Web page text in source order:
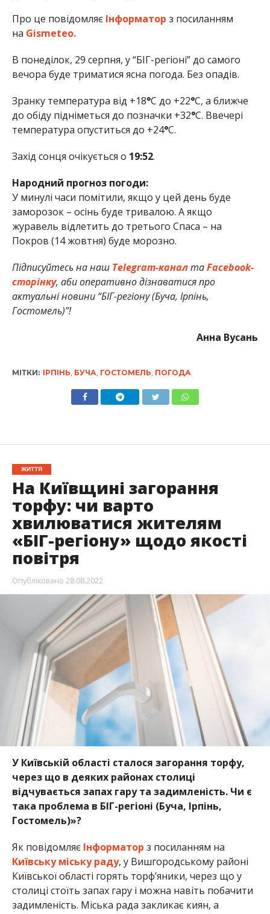
Про це повідомляє Інформатор з посиланням
на Gismeteo.
В понеділок, 29 серпня, у “БІГ-регіоні” до самого
вечора буде триматися ясна погода. Без опадів.
Зранку температура від +18°С до +22°С, а ближче
до обіду підніметься до позначки +32°С. Ввечері
температура опуститься до +24°С.
Захід сонця очікується о 19:52.
Народний прогноз погоди:
У минулі часи помітили, якщо у цей день буде
заморозок – осінь буде тривалою. А якщо
журавель відлетить до третього Спаса – на
Покров (14 жовтня) буде морозно.
Підписуйтесь на наш Telegram-канал таFacebook-
сторінку, аби оперативно дізнаватися про
актуальні новини “БІГ-регіону (Буча, Ірпінь,
Гостомель)”!
Анна Вусань
МІТКИ: ІРПІНЬ, БУЧА, ГОСТОМЕЛЬ, ПОГОДА
ЖИТТЯ
На Київщині загорання
торфу: чи варто
хвилюватися жителям
«БІГ-регіону» щодо якості
повітря
Опубліковано 28.08.2022
У Київській області сталося загорання торфу,
через що в деяких районах столиці
відчувається запах гару та задимленість. Чи є
така проблема в БІГ-регіоні (Буча, Ірпінь,
Гостомель)»?
Як повідомляє Інформатор з посиланням на
Київську міську раду, у Вишгородському районі
Київської області горять торфʼяники, через що у
столиці стоїть запах гару і можна навіть побачити
задимленість. Міська рада закликає киян, а